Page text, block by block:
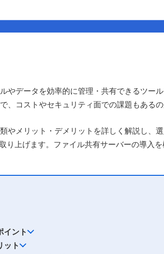
やデータを効率的に管理・共有できるツー
、コストやセキュリティ面での課題もあるの
やメリット・デメリットを詳しく解説し、
り上げます。ファイル共有サーバーの導入
イント
ット